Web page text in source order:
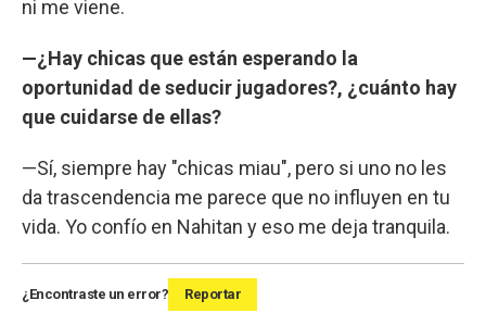
ni me viene.
—¿Hay chicas que están esperando la
oportunidad de seducir jugadores?, ¿cuánto hay
que cuidarse de ellas?
—Sí, siempre hay "chicas miau", pero si uno no les
da trascendencia me parece que no influyen en tu
vida. Yo confío en Nahitan y eso me deja tranquila.
¿Encontraste un error? Reportar